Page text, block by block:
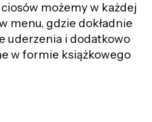
możemy w każdej
menu, gdzie dokładnie
uderzenia i dodatkowo
w formie książkowego